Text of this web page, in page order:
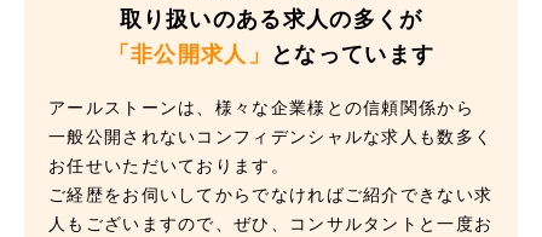
取り扱いのある求人の多くが
「非公開求人」
となっています
アールストーンは、様々な企業様との信頼関係から
一般公開されないコンフィデンシャルな求人も数多く
お任せいただいております。
ご経歴をお伺いしてからでなければご紹介できない求
人もございますので、ぜひ、コンサルタントと一度お